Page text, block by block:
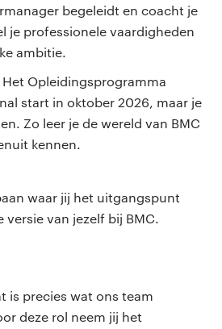
begeleidt en coacht je
je professionele vaardigheden
ambitie.
Opleidingsprogramma
start in oktober 2026, maar je
Zo leer je de wereld van BMC
kennen.
waar jij het uitgangspunt
versie van jezelf bij BMC.
is precies wat ons team
deze rol neem jij het